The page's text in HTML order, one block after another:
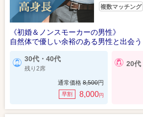
複数マッチング
《初婚＆ノンスモーカーの男性》
自然体で優しい余裕のある男性と出会う
30代・40代
残り2席
通常価格 8,500円
早割 8,000円
20代